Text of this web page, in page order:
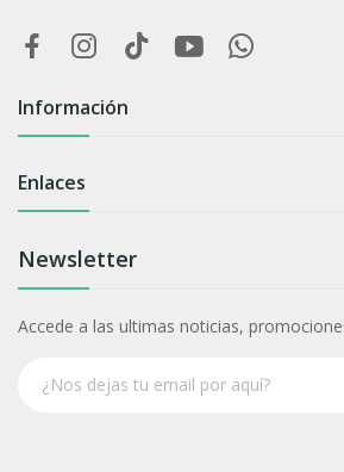
Información
Enlaces
Newsletter
Accede a las ultimas noticias,